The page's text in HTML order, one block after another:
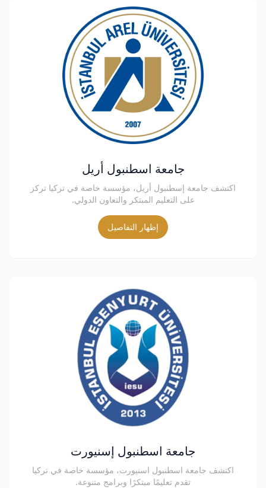
جامعة اسطنبول أريل
اكتشف جامعة إسطنبول أريل، مؤسسة خاصة في تركيا تركز
على التعليم المبتكر والتعاون الدولي.
إظهار التفاصيل
جامعة اسطنبول إسنيورت
اكتشف جامعة اسطنبول اسنيورت، مؤسسة خاصة في تركيا
تقدم تعليمًا مبتكرًا وبرامج متنوعة.